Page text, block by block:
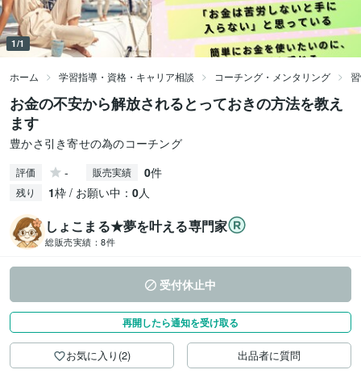
1/1
ホーム 学習指導・資格・キャリア相談 コーチング・メンタリング
お金の不安から解放されるとっておきの方法を教え
ます
豊かさ引き寄せの為のコーチング
評価 - 販売実績 0件
残り 1枠 / お願い中： 0人
しょこまる★夢を叶える専門家
総販売実績： 8件
受付休止中
再開したら通知を受け取る
お気に入り(2) 出品者に質問